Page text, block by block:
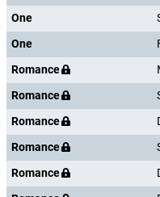
One
One
Romance
Romance
Romance
Romance
Romance